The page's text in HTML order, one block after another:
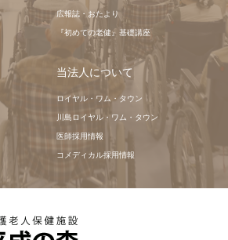
広報誌・おたより
『初めての老健』基礎講座
当法人について
ロイヤル・ワム・タウン
川島ロイヤル・ワム・タウン
医師採用情報
コメディカル採用情報